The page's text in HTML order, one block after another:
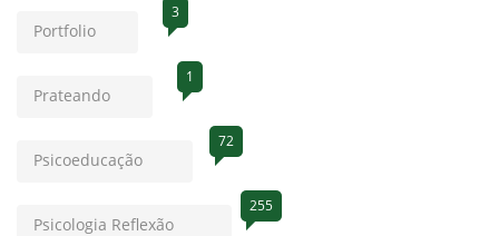
Portfolio
3
Prateando
1
Psicoeducação
72
Psicologia Reflexão
255